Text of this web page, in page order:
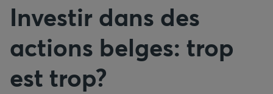
Investir dans des
actions belges: trop
est trop?